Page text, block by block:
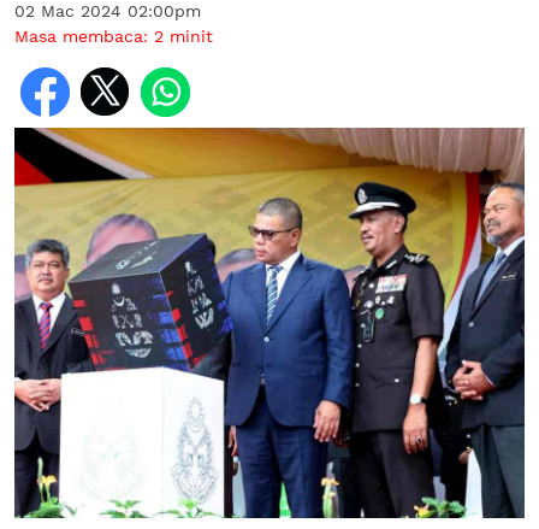
02 Mac 2024 02:00pm
Masa membaca: 2 minit